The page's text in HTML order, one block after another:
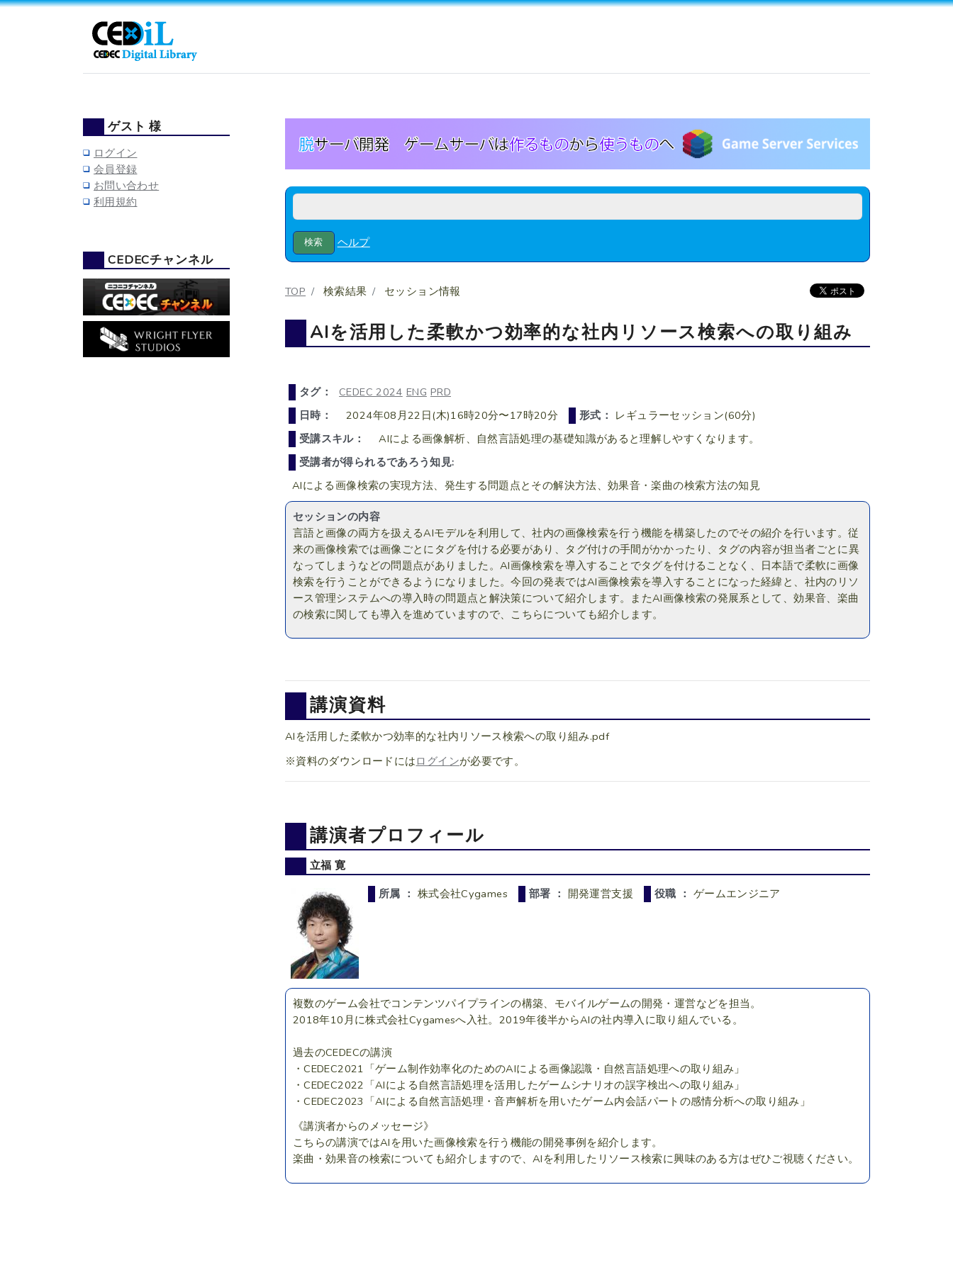
ヘルプ
TOP 検索結果 セッション情報
AIを活用した柔軟かつ効率的な社内リソース検索への取り組み
タグ： CEDEC 2024 ENG PRD
日時：
2024年08月22日(木)16時20分〜17時20分 形式： レギュラーセッション(60分)
受講スキル：
AIによる画像解析、自然言語処理の基礎知識があると理解しやすくなります。
受講者が得られるであろう知見:
AIによる画像検索の実現方法、発生する問題点とその解決方法、効果音・楽曲の検索方法の知見
セッションの内容
言語と画像の両方を扱えるAIモデルを利用して、社内の画像検索を行う機能を構築したのでその紹介を行います。従
来の画像検索では画像ごとにタグを付ける必要があり、タグ付けの手間がかかったり、タグの内容が担当者ごとに異
なってしまうなどの問題点がありました。AI画像検索を導入することでタグを付けることなく、日本語で柔軟に画像
検索を行うことができるようになりました。今回の発表ではAI画像検索を導入することになった経緯と、社内のリソ
ース管理システムへの導入時の問題点と解決策について紹介します。またAI画像検索の発展系として、効果音、楽曲
の検索に関しても導入を進めていますので、こちらについても紹介します。
講演資料
AIを活用した柔軟かつ効率的な社内リソース検索への取り組み.pdf
※資料のダウンロードには ログインが必要です。
講演者プロフィール
立福 寛
所属 ： 株式会社Cygames 部署 ： 開発運営支援 役職 ： ゲームエンジニア
複数のゲーム会社でコンテンツパイプラインの構築、モバイルゲームの開発・運営などを担当。
2018年10月に株式会社Cygamesへ入社。2019年後半からAIの社内導入に取り組んでいる。
過去のCEDECの講演
・CEDEC2021「ゲーム制作効率化のためのAIによる画像認識・自然言語処理への取り組み」
・CEDEC2022「AIによる自然言語処理を活用したゲームシナリオの誤字検出への取り組み」
・CEDEC2023「AIによる自然言語処理・音声解析を用いたゲーム内会話パートの感情分析への取り組み」
《講演者からのメッセージ》
こちらの講演ではAIを用いた画像検索を行う機能の開発事例を紹介します。
楽曲・効果音の検索についても紹介しますので、AIを利用したリソース検索に興味のある方はぜひご視聴ください。
ゲスト 様
ログイン
会員登録
お問い合わせ
利用規約
CEDECチャンネル